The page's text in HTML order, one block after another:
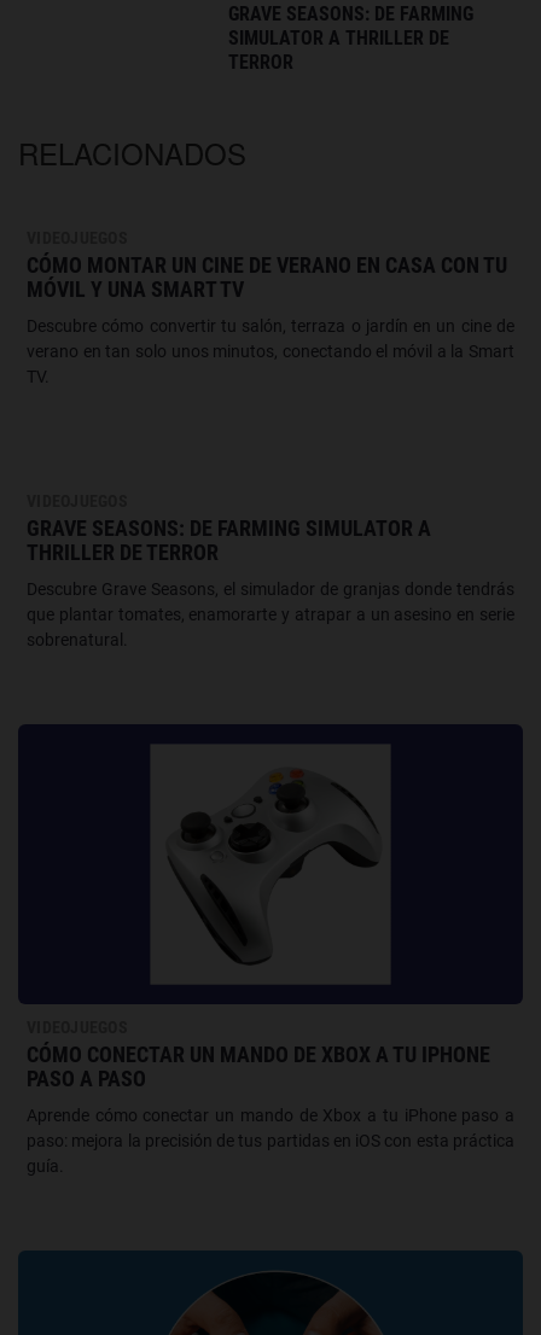
GRAVE SEASONS: DE FARMING
SIMULATOR A THRILLER DE
TERROR
RELACIONADOS
CÓMO MONTAR UN CINE DE VERANO EN CASA CON TU
MÓVIL Y UNA SMART TV
Descubre cómo convertir tu salón, terraza o jardín en un cine de
verano en tan solo unos minutos, conectando el móvil a la Smart
TV.
GRAVE SEASONS: DE FARMING SIMULATOR A
THRILLER DE TERROR
Descubre Grave Seasons, el simulador de granjas donde tendrás
que plantar tomates, enamorarte y atrapar a un asesino en serie
sobrenatural.
CÓMO CONECTAR UN MANDO DE XBOX A TU IPHONE
PASO A PASO
Aprende cómo conectar un mando de Xbox a tu iPhone paso a
paso: mejora la precisión de tus partidas en iOS con esta práctica
guía.